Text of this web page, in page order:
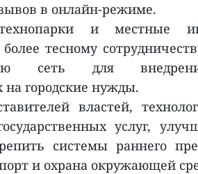
в онлайн-режиме.
и местные
тесному
сеть для
городские нужды.
властей,
услуг,
системы раннего
и охрана окружающей